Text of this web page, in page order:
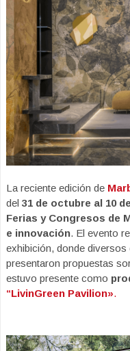
La reciente edición de
del 31 de octubre al 10
Ferias y Congresos de
e innovación. El evento
exhibición, donde
presentaron propuestas
estuvo presente como
“LivinGreen Pavilion».